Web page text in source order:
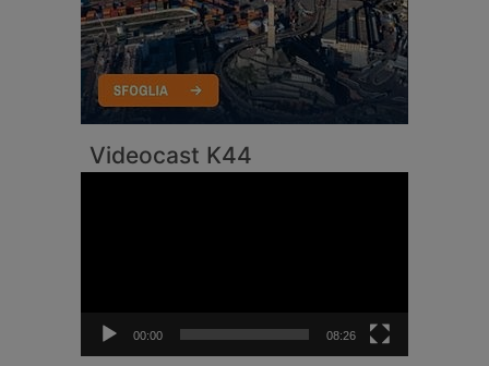
Videocast K44
00:00 08:26